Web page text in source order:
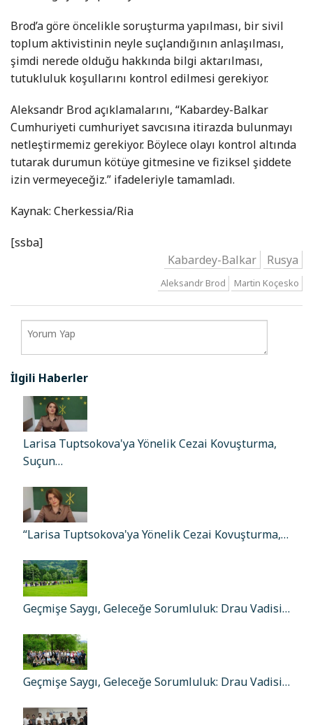
Brod’a göre öncelikle soruşturma yapılması, bir sivil
toplum aktivistinin neyle suçlandığının anlaşılması,
şimdi nerede olduğu hakkında bilgi aktarılması,
tutukluluk koşullarını kontrol edilmesi gerekiyor.
Aleksandr Brod açıklamalarını, “Kabardey-Balkar
Cumhuriyeti cumhuriyet savcısına itirazda bulunmayı
netleştirmemiz gerekiyor. Böylece olayı kontrol altında
tutarak durumun kötüye gitmesine ve fiziksel şiddete
izin vermeyeceğiz.” ifadeleriyle tamamladı.
Kaynak: Cherkessia/Ria
[ssba]
Kabardey-Balkar
Rusya
Aleksandr Brod Martin Koçesko
İlgili Haberler
Larisa Tuptsokova'ya Yönelik Cezai Kovuşturma,
Suçun…
“Larisa Tuptsokova'ya Yönelik Cezai Kovuşturma,…
Geçmişe Saygı, Geleceğe Sorumluluk: Drau Vadisi…
Geçmişe Saygı, Geleceğe Sorumluluk: Drau Vadisi…